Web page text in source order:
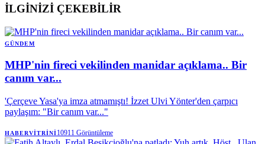
İLGİNİZİ ÇEKEBİLİR
GÜNDEM
MHP'nin fireci vekilinden manidar açıklama.. Bir
canım var...
'Çerçeve Yasa'ya imza atmamıştı! İzzet Ulvi Yönter'den çarpıcı
paylaşım: "Bir canım var..."
HABERVITRINI10911 Görüntüleme